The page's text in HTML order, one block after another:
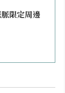
限定周邊